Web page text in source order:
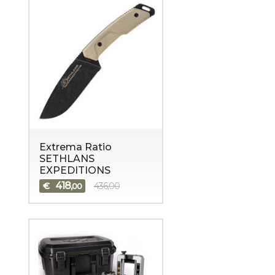
Extrema Ratio
SETHLANS
EXPEDITIONS
€ 418,00 436,00